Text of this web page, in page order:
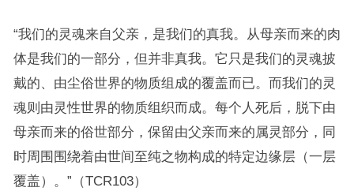
“我们的灵魂来自父亲，是我们的真我。从母亲而来的肉
体是我们的一部分，但并非真我。它只是我们的灵魂披
戴的、由尘俗世界的物质组成的覆盖而已。而我们的灵
魂则由灵性世界的物质组织而成。每个人死后，脱下由
母亲而来的俗世部分，保留由父亲而来的属灵部分，同
时周围围绕着由世间至纯之物构成的特定边缘层（一层
覆盖）。”（TCR103）